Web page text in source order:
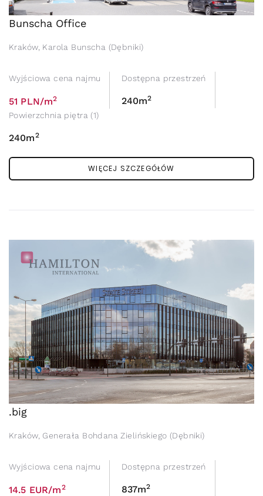
Bunscha Office
Kraków, Karola Bunscha (Dębniki)
Wyjściowa cena najmu
51 PLN/m2
Dostępna przestrzeń
240m2
Powierzchnia piętra (1)
240m2
WIĘCEJ SZCZEGÓŁÓW
.big
Kraków, Generała Bohdana Zielińskiego (Dębniki)
Wyjściowa cena najmu
14.5 EUR/m2
Dostępna przestrzeń
837m2